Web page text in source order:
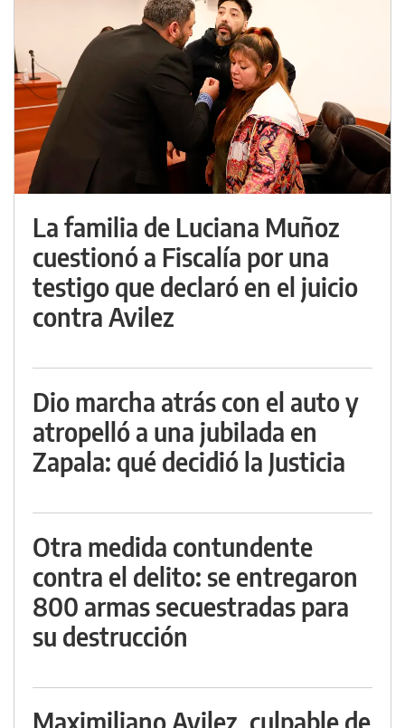
La familia de Luciana Muñoz
cuestionó a Fiscalía por una
testigo que declaró en el juicio
contra Avilez
Dio marcha atrás con el auto y
atropelló a una jubilada en
Zapala: qué decidió la Justicia
Otra medida contundente
contra el delito: se entregaron
800 armas secuestradas para
su destrucción
Maximiliano Avilez, culpable de